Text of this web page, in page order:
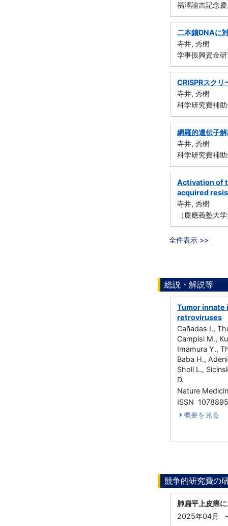
福澤諭吉記念
二本鎖DNAに
寺井, 秀樹
学事振興資金
CRISPRスクリ
寺井, 秀樹
科学研究費補
網羅的遺伝子
寺井, 秀樹
科学研究費補
Activation of
acquired
寺井, 秀樹
（慶應義塾大
全件表示 >>
総説・解説等
Tumor
retroviruses
Cañadas I.,
Campisi M.,
Imamura Y.,
Baba H.,
Sholl L.,
D.
Nature
ISSN
概要を見る
競争的研究費の
肺扁平上皮癌
2025年04月
-